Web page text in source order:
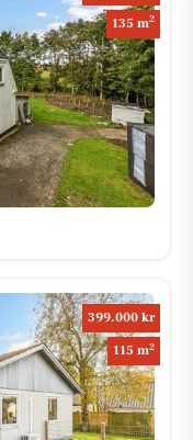
135 m2
399.000 kr
115 m2